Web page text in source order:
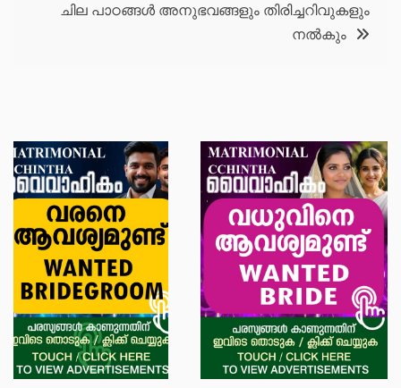
ചില പാഠങ്ങള്‍ അനുഭവങ്ങളും തിരിച്ചറിവുകളും
നല്‍കും